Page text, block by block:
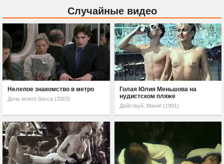
Случайные видео
Нелепое знакомство в метро
Дочь моего босса (2003)
Голая Юлия Меньшова на
нудистском пляже
Действуй, Маня! (1991)